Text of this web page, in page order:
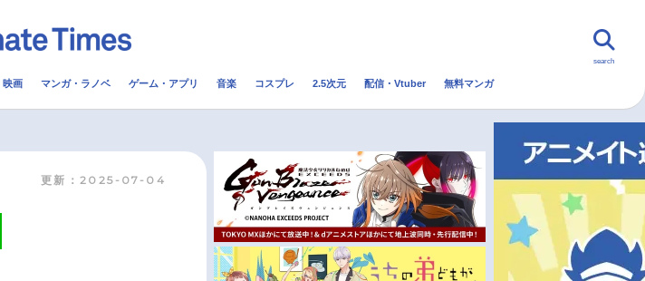
2.5次元 配信・Vtuber トレンド 無料マンガ
今期アニメ曜日別一覧 秋アニメ
冬アニメ
search
映画 マンガ・ラノベ ゲーム・アプリ 音楽 コスプレ 2.5次元 配信・Vtuber 無料マンガ
更新：2025-07-04